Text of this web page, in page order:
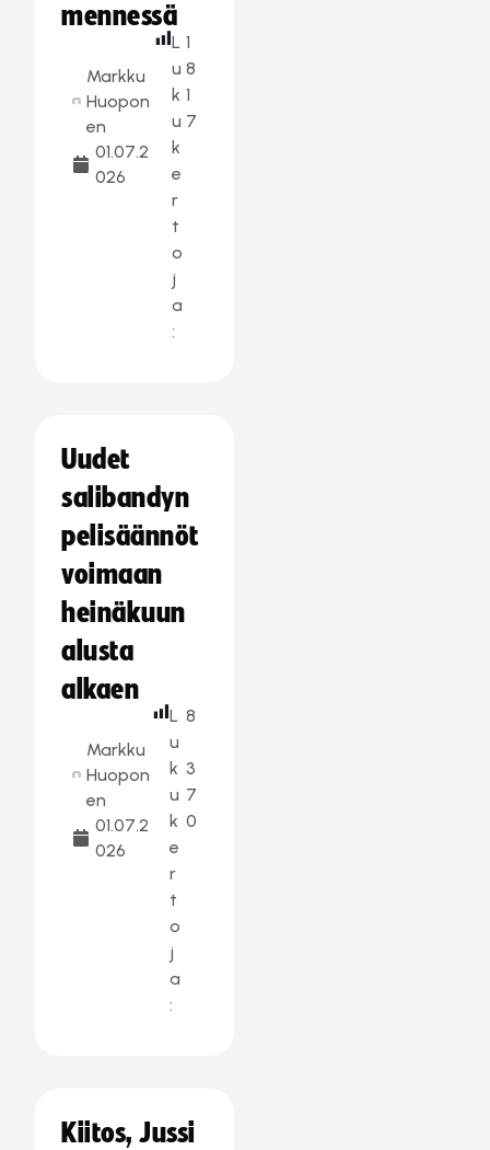
mennessä
Markku
Huopon
en
01.07.2
026
L
u
k
u
k
e
r
t
o
j
a
:
1
8
1
7
Uudet
salibandyn
pelisäännöt
voimaan
heinäkuun
alusta
alkaen
Markku
Huopon
en
01.07.2
026
L
u
k
u
k
e
r
t
o
j
a
:
8
3
7
0
Kiitos, Jussi